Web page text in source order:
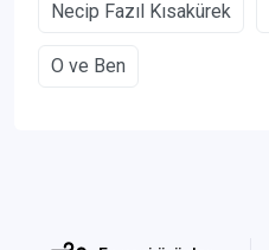
Necip Fazıl Kısakürek
O ve Ben